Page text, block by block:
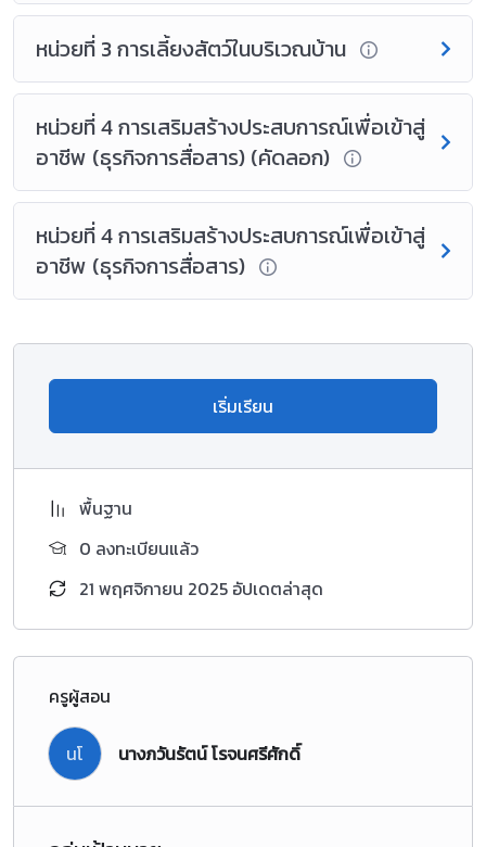
หน่วยที่ 3 การเลี้ยงสัตว์ในบริเวณบ้าน
หน่วยที่ 4 การเสริมสร้างประสบการณ์เพื่อเข้าสู่
อาชีพ (ธุรกิจการสื่อสาร) (คัดลอก)
หน่วยที่ 4 การเสริมสร้างประสบการณ์เพื่อเข้าสู่
อาชีพ (ธุรกิจการสื่อสาร)
เริ่มเรียน
พื้นฐาน
0 ลงทะเบียนแล้ว
21 พฤศจิกายน 2025 อัปเดตล่าสุด
ครูผู้สอน
นโ นางภวันรัตน์ โรจนศรีศักดิ์